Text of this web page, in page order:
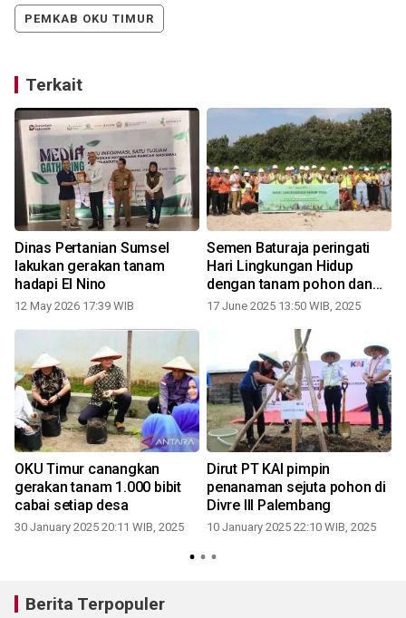
PEMKAB OKU TIMUR
Terkait
Dinas Pertanian Sumsel
lakukan gerakan tanam
hadapi El Nino
12 May 2026 17:39 WIB
Semen Baturaja peringati
Hari Lingkungan Hidup
dengan tanam pohon dan
gerakan tukar sampah
17 June 2025 13:50 WIB, 2025
OKU Timur canangkan
gerakan tanam 1.000 bibit
cabai setiap desa
30 January 2025 20:11 WIB, 2025
Dirut PT KAI pimpin
penanaman sejuta pohon di
Divre III Palembang
10 January 2025 22:10 WIB, 2025
Berita Terpopuler